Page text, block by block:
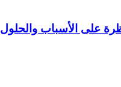
على الأسباب والحلول